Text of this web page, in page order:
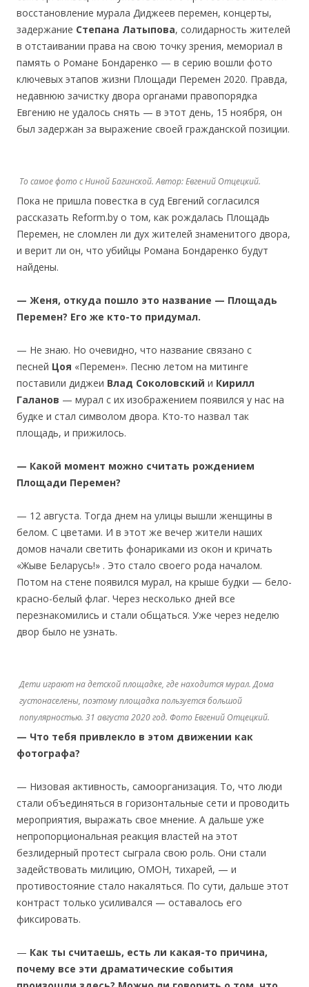
восстановление мурала Диджеев перемен, концерты,
задержание Степана Латыпова, солидарность жителей
в отстаивании права на свою точку зрения, мемориал в
память о Романе Бондаренко — в серию вошли фото
ключевых этапов жизни Площади Перемен 2020. Правда,
недавнюю зачистку двора органами правопорядка
Евгению не удалось снять — в этот день, 15 ноября, он
был задержан за выражение своей гражданской позиции.
То самое фото с Ниной Багинской. Автор: Евгений Отцецкий.
Пока не пришла повестка в суд Евгений согласился
рассказать Reform.by о том, как рождалась Площадь
Перемен, не сломлен ли дух жителей знаменитого двора,
и верит ли он, что убийцы Романа Бондаренко будут
найдены.
— Женя, откуда пошло это название — Площадь
Перемен? Его же кто-то придумал.
— Не знаю. Но очевидно, что название связано с
песней Цоя «Перемен». Песню летом на митинге
поставили диджеи Влад Соколовский и Кирилл
Галанов — мурал с их изображением появился у нас на
будке и стал символом двора. Кто-то назвал так
площадь, и прижилось.
— Какой момент можно считать рождением
Площади Перемен?
— 12 августа. Тогда днем на улицы вышли женщины в
белом. С цветами. И в этот же вечер жители наших
домов начали светить фонариками из окон и кричать
«Жыве Беларусь!» . Это стало своего рода началом.
Потом на стене появился мурал, на крыше будки — бело-
красно-белый флаг. Через несколько дней все
перезнакомились и стали общаться. Уже через неделю
двор было не узнать.
Дети играют на детской площадке, где находится мурал. Дома
густонаселены, поэтому площадка пользуется большой
популярностью. 31 августа 2020 год. Фото Евгений Отцецкий.
— Что тебя привлекло в этом движении как
фотографа?
— Низовая активность, самоорганизация. То, что люди
стали объединяться в горизонтальные сети и проводить
мероприятия, выражать свое мнение. А дальше уже
непропорциональная реакция властей на этот
безлидерный протест сыграла свою роль. Они стали
задействовать милицию, ОМОН, тихарей, — и
противостояние стало накаляться. По сути, дальше этот
контраст только усиливался — оставалось его
фиксировать.
— Как ты считаешь, есть ли какая-то причина,
почему все эти драматические события